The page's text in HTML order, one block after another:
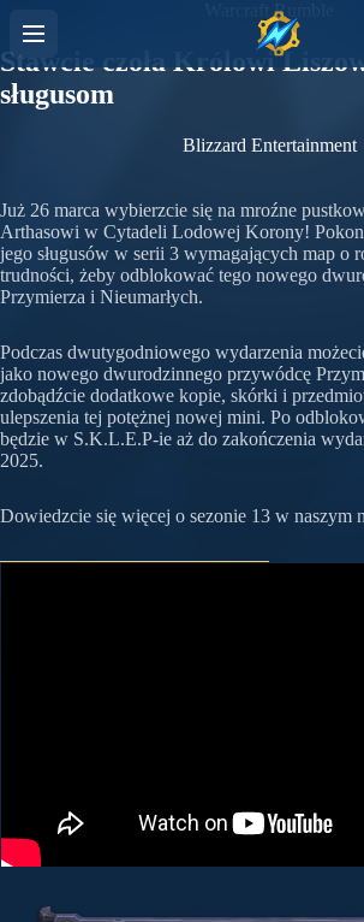
Warcraft Rumble
Stawcie czoła Królowi
sługusom
Blizzard Entertainment
Już 26 marca wybierzcie się na mroźne
Arthasowi w Cytadeli Lodowej Korony!
jego sługusów w serii 3 wymagających map o
trudności, żeby odblokować tego nowego
Przymierza i Nieumarłych.
Podczas dwutygodniowego wydarzenia
jako nowego dwurodzinnego przywódcę
zdobądźcie dodatkowe kopie, skórki i
ulepszenia tej potężnej nowej mini. Po
będzie w S.K.L.E.P-ie aż do zakończenia
2025.
Dowiedzcie się więcej o sezonie 13 w naszym